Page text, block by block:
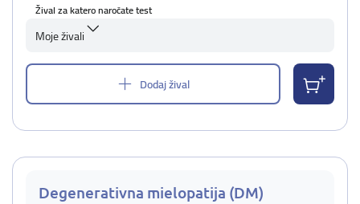
Žival za katero naročate test
Moje živali
Dodaj žival
Degenerativna mielopatija (DM)